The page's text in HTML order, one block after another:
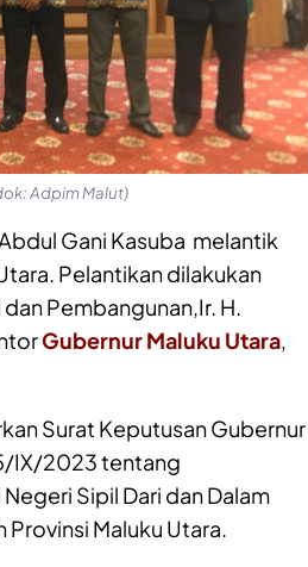
Adpim Malut)
Gani Kasuba melantik
Pelantikan dilakukan
Pembangunan,Ir. H.
Gubernur Maluku Utara,
Surat Keputusan Gubernur
IX/2023 tentang
Sipil Dari dan Dalam
Maluku Utara.